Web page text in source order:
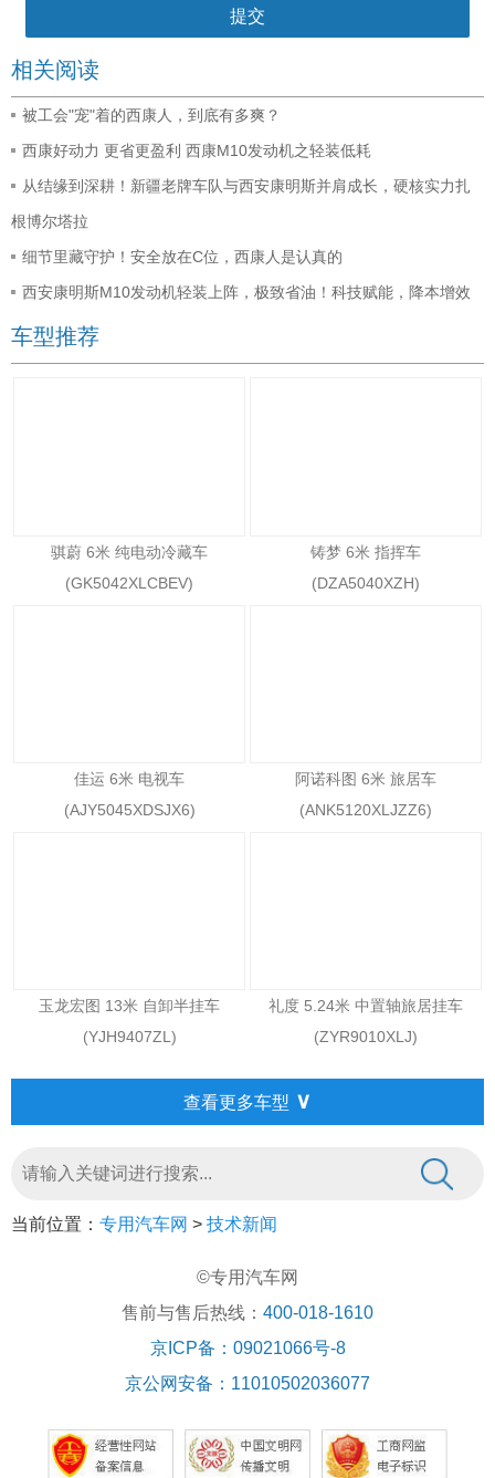
相关阅读
被工会"宠"着的西康人，到底有多爽？
西康好动力 更省更盈利 西康M10发动机之轻装低耗
从结缘到深耕！新疆老牌车队与西安康明斯并肩成长，硬核实力扎
根博尔塔拉
细节里藏守护！安全放在C位，西康人是认真的
西安康明斯M10发动机轻装上阵，极致省油！科技赋能，降本增效
车型推荐
骐蔚 6米 纯电动冷藏车
(GK5042XLCBEV)
铸梦 6米 指挥车
(DZA5040XZH)
佳运 6米 电视车
(AJY5045XDSJX6)
阿诺科图 6米 旅居车
(ANK5120XLJZZ6)
玉龙宏图 13米 自卸半挂车
(YJH9407ZL)
礼度 5.24米 中置轴旅居挂车
(ZYR9010XLJ)
查看更多车型 ∨
当前位置： 专用汽车网 > 技术新闻
©专用汽车网
售前与售后热线： 400-018-1610
京ICP备：09021066号-8
京公网安备：11010502036077